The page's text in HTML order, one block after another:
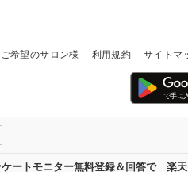
希望のサロン様 利用規約 サイトマ
ケートモニター無料登録＆回答で 楽